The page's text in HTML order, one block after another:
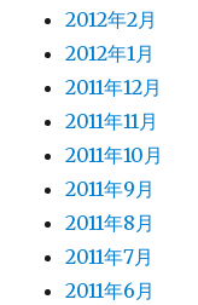
2012年2月
2012年1月
2011年12月
2011年11月
2011年10月
2011年9月
2011年8月
2011年7月
2011年6月